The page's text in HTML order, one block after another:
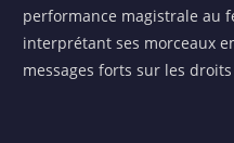
performance magistrale au
interprétant ses morceaux
messages forts sur les